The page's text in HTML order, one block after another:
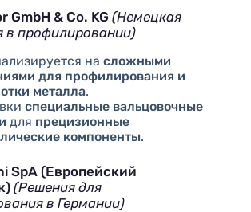
GmbH & Co. KG (Немецкая
в профилировании)
на сложными
для профилирования и
металла.
специальные вальцовочные
для прецизионные
компоненты.
SpA (Европейский
(Решения для
в Германии)